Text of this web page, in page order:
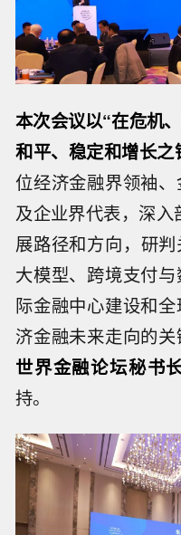
本次会议以“在危机
和平、稳定和增长之
位经济金融界领袖
及企业界代表，深
展路径和方向，研
大模型、跨境支付
际金融中心建设和
济金融未来走向的
世界金融论坛秘书
持。